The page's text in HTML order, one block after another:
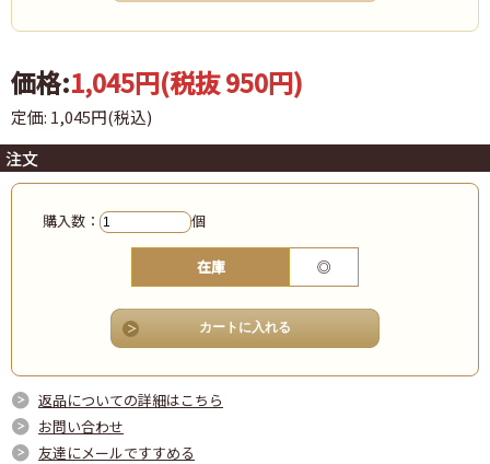
価格:1,045円(税抜 950円)
定価: 1,045円(税込)
注文
購入数： 個
在庫 ◎
返品についての詳細はこちら
お問い合わせ
友達にメールですすめる